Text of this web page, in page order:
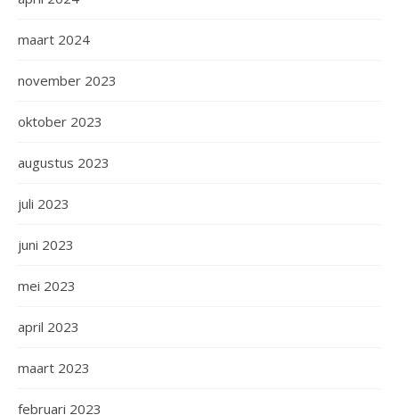
maart 2024
november 2023
oktober 2023
augustus 2023
juli 2023
juni 2023
mei 2023
april 2023
maart 2023
februari 2023